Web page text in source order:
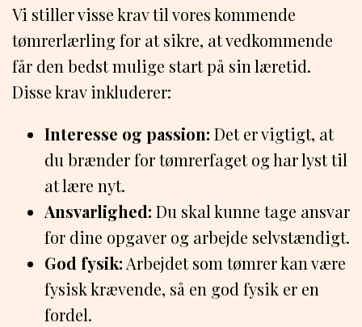
Vi stiller visse krav til vores kommende
tømrerlærling for at sikre, at vedkommende
får den bedst mulige start på sin læretid.
Disse krav inkluderer:
Interesse og passion: Det er vigtigt, at
du brænder for tømrerfaget og har lyst til
at lære nyt.
Ansvarlighed: Du skal kunne tage ansvar
for dine opgaver og arbejde selvstændigt.
God fysik: Arbejdet som tømrer kan være
fysisk krævende, så en god fysik er en
fordel.